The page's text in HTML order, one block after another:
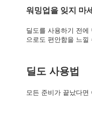
워밍업을 잊지 마
딜도를 사용하기 전
으로도 편안함을 느낄
딜도 사용법
모든 준비가 끝났다면